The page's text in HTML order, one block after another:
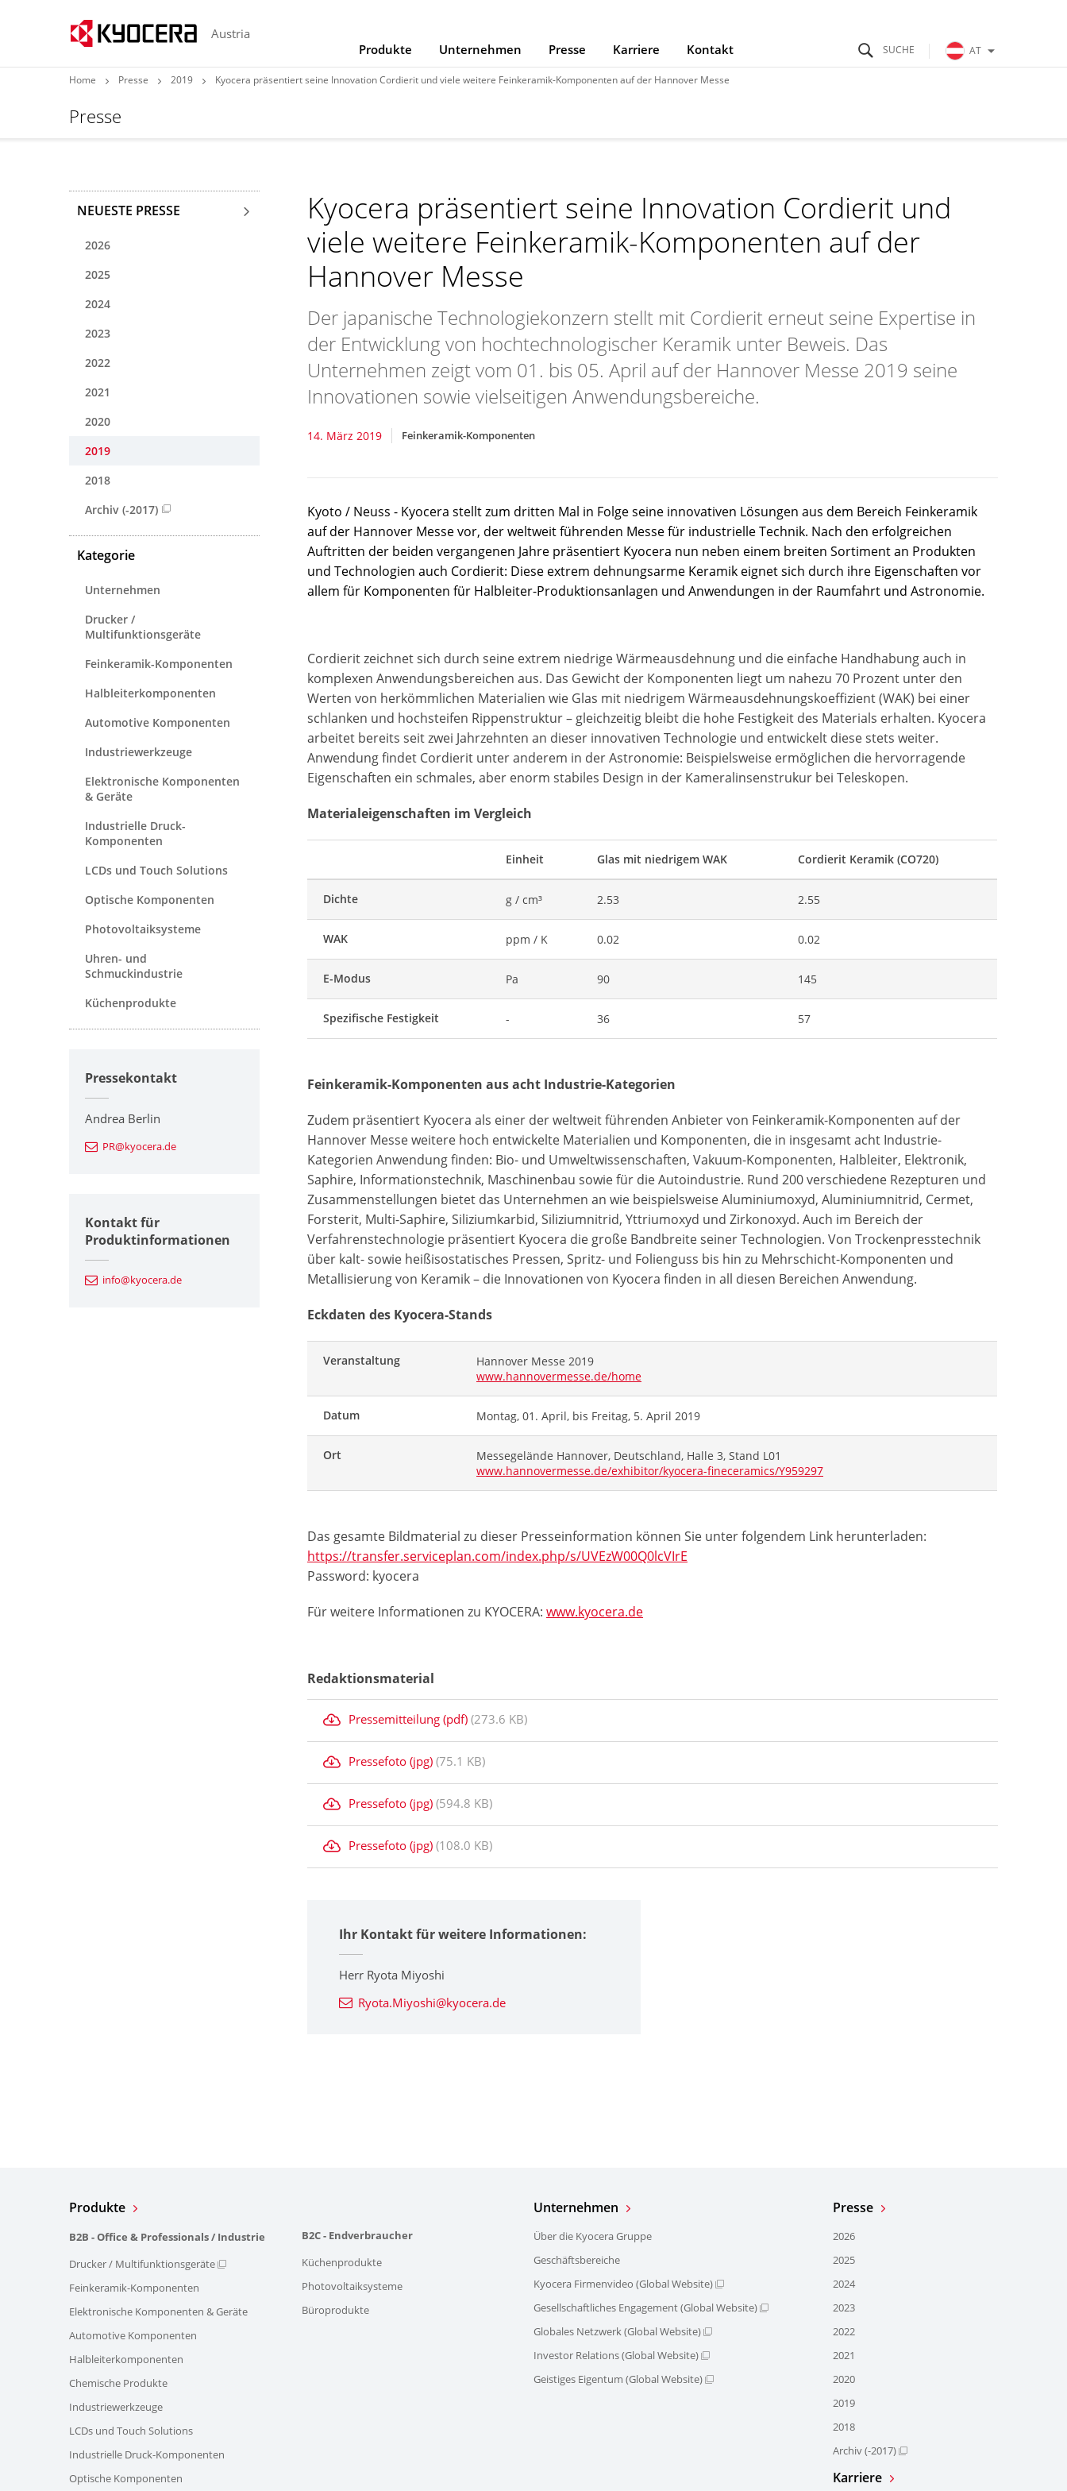
Austria
Produkte
Unternehmen Presse Karriere Kontakt AT
Home Presse 2019 Kyocera präsentiert seine Innovation Cordierit und viele weitere Feinkeramik-Komponenten auf der Hannover Messe
Presse
Kyocera präsentiert seine Innovation Cordierit und
viele weitere Feinkeramik-Komponenten auf der
Hannover Messe
Der japanische Technologiekonzern stellt mit Cordierit erneut seine Expertise in
der Entwicklung von hochtechnologischer Keramik unter Beweis. Das
Unternehmen zeigt vom 01. bis 05. April auf der Hannover Messe 2019 seine
Innovationen sowie vielseitigen Anwendungsbereiche.
14. März 2019 Feinkeramik-Komponenten
Kyoto / Neuss - Kyocera stellt zum dritten Mal in Folge seine innovativen Lösungen aus dem Bereich Feinkeramik
auf der Hannover Messe vor, der weltweit führenden Messe für industrielle Technik. Nach den erfolgreichen
Auftritten der beiden vergangenen Jahre präsentiert Kyocera nun neben einem breiten Sortiment an Produkten
und Technologien auch Cordierit: Diese extrem dehnungsarme Keramik eignet sich durch ihre Eigenschaften vor
allem für Komponenten für Halbleiter-Produktionsanlagen und Anwendungen in der Raumfahrt und Astronomie.
Cordierit zeichnet sich durch seine extrem niedrige Wärmeausdehnung und die einfache Handhabung auch in
komplexen Anwendungsbereichen aus. Das Gewicht der Komponenten liegt um nahezu 70 Prozent unter den
Werten von herkömmlichen Materialien wie Glas mit niedrigem Wärmeausdehnungskoeffizient (WAK) bei einer
schlanken und hochsteifen Rippenstruktur – gleichzeitig bleibt die hohe Festigkeit des Materials erhalten. Kyocera
arbeitet bereits seit zwei Jahrzehnten an dieser innovativen Technologie und entwickelt diese stets weiter.
Anwendung findet Cordierit unter anderem in der Astronomie: Beispielsweise ermöglichen die hervorragende
Eigenschaften ein schmales, aber enorm stabiles Design in der Kameralinsenstrukur bei Teleskopen.
Materialeigenschaften im Vergleich
Einheit Glas mit niedrigem WAK Cordierit Keramik (CO720)
Dichte g / cm³ 2.53 2.55
WAK ppm / K 0.02 0.02
E-Modus Pa 90 145
Spezifische Festigkeit - 36 57
Feinkeramik-Komponenten aus acht Industrie-Kategorien
Zudem präsentiert Kyocera als einer der weltweit führenden Anbieter von Feinkeramik-Komponenten auf der
Hannover Messe weitere hoch entwickelte Materialien und Komponenten, die in insgesamt acht Industrie-
Kategorien Anwendung finden: Bio- und Umweltwissenschaften, Vakuum-Komponenten, Halbleiter, Elektronik,
Saphire, Informationstechnik, Maschinenbau sowie für die Autoindustrie. Rund 200 verschiedene Rezepturen und
Zusammenstellungen bietet das Unternehmen an wie beispielsweise Aluminiumoxyd, Aluminiumnitrid, Cermet,
Forsterit, Multi-Saphire, Siliziumkarbid, Siliziumnitrid, Yttriumoxyd und Zirkonoxyd. Auch im Bereich der
Verfahrenstechnologie präsentiert Kyocera die große Bandbreite seiner Technologien. Von Trockenpresstechnik
über kalt- sowie heißisostatisches Pressen, Spritz- und Folienguss bis hin zu Mehrschicht-Komponenten und
Metallisierung von Keramik – die Innovationen von Kyocera finden in all diesen Bereichen Anwendung.
Eckdaten des Kyocera-Stands
Veranstaltung
Hannover Messe 2019
www.hannovermesse.de/home
Datum Montag, 01. April, bis Freitag, 5. April 2019
Ort
Messegelände Hannover, Deutschland, Halle 3, Stand L01
www.hannovermesse.de/exhibitor/kyocera-fineceramics/Y959297
Das gesamte Bildmaterial zu dieser Presseinformation können Sie unter folgendem Link herunterladen:
https://transfer.serviceplan.com/index.php/s/UVEzW00Q0lcVIrE
Password: kyocera
Für weitere Informationen zu KYOCERA:www.kyocera.de
Redaktionsmaterial
Pressemitteilung (pdf) (273.6 KB)
Pressefoto (jpg) (75.1 KB)
Pressefoto (jpg) (594.8 KB)
Pressefoto (jpg) (108.0 KB)
Ihr Kontakt für weitere Informationen:
Herr Ryota Miyoshi
Ryota.Miyoshi@kyocera.de
NEUESTE PRESSE
2026
2025
2024
2023
2022
2021
2020
2019
2018
Archiv (-2017)
Kategorie
Unternehmen
Drucker /
Multifunktionsgeräte
Feinkeramik-Komponenten
Halbleiterkomponenten
Automotive Komponenten
Industriewerkzeuge
Elektronische Komponenten
& Geräte
Industrielle Druck-
Komponenten
LCDs und Touch Solutions
Optische Komponenten
Photovoltaiksysteme
Uhren- und
Schmuckindustrie
Küchenprodukte
Pressekontakt
Andrea Berlin
PR@kyocera.de
Kontakt für
Produktinformationen
info@kyocera.de
Produkte
B2B - Office & Professionals / Industrie
Drucker / Multifunktionsgeräte
Feinkeramik-Komponenten
Elektronische Komponenten & Geräte
Automotive Komponenten
Halbleiterkomponenten
Chemische Produkte
Industriewerkzeuge
LCDs und Touch Solutions
Industrielle Druck-Komponenten
Optische Komponenten
B2C - Endverbraucher
Küchenprodukte
Photovoltaiksysteme
Büroprodukte
Unternehmen
Über die Kyocera Gruppe
Geschäftsbereiche
Kyocera Firmenvideo (Global Website)
Gesellschaftliches Engagement (Global Website)
Globales Netzwerk (Global Website)
Investor Relations (Global Website)
Geistiges Eigentum (Global Website)
Presse
2026
2025
2024
2023
2022
2021
2020
2019
2018
Archiv (-2017)
Karriere